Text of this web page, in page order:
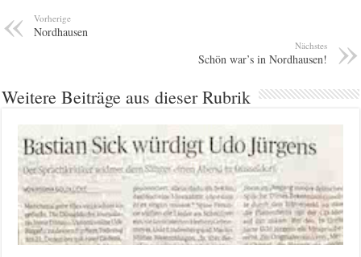
Vorherige
Nordhausen
Nächstes
Schön war’s in Nordhausen!
Weitere Beiträge aus dieser Rubrik